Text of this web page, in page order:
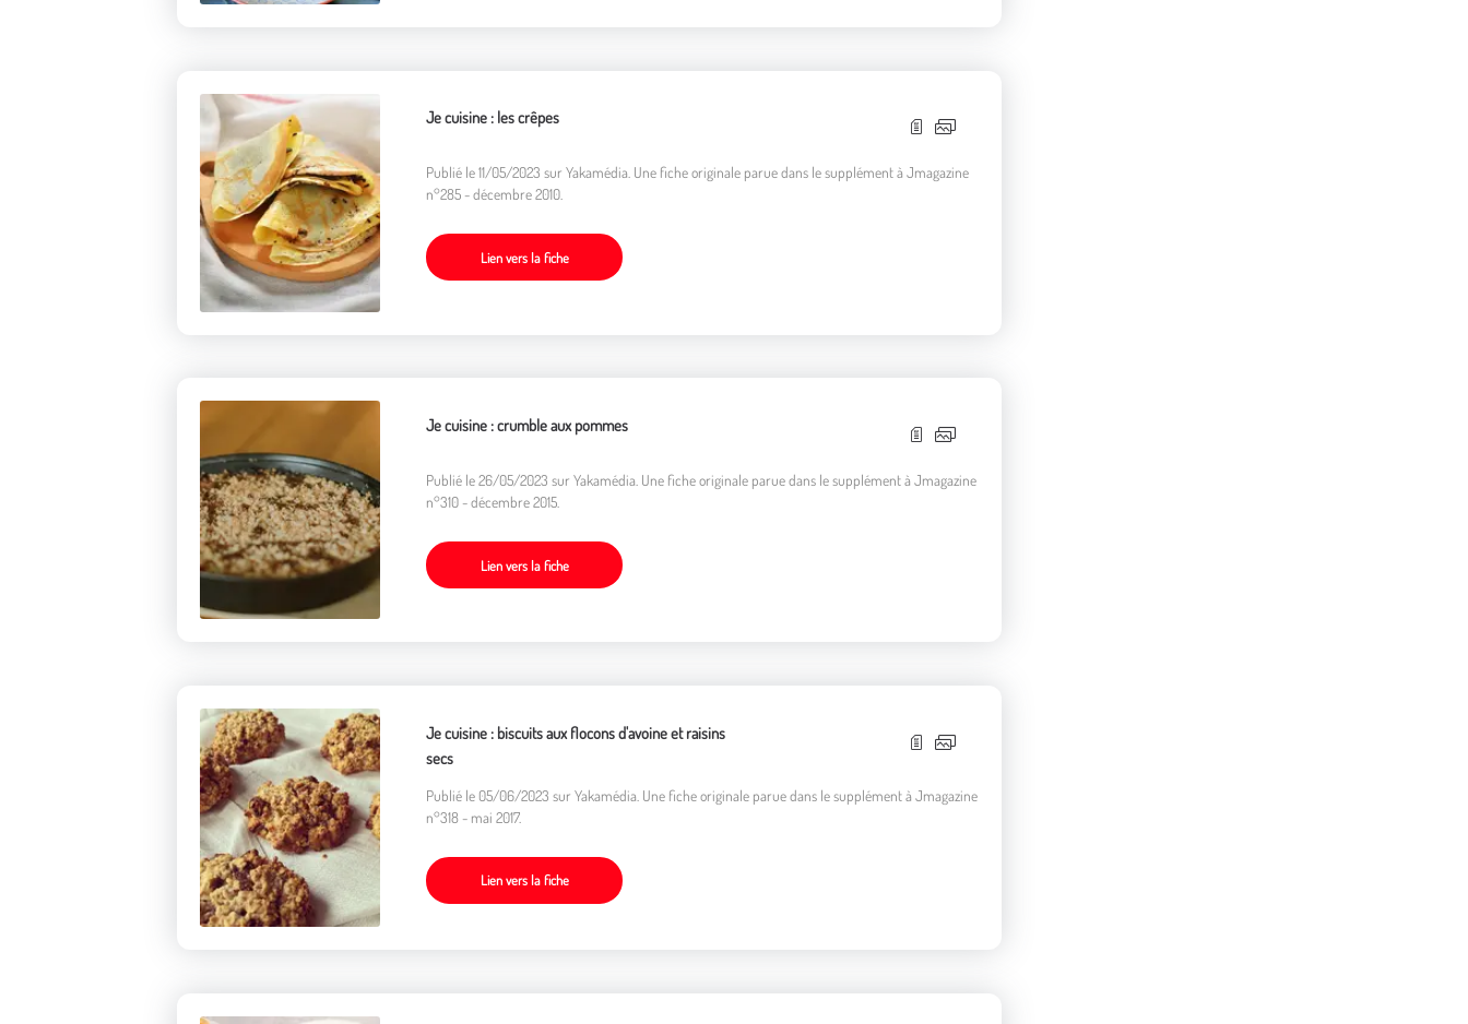
Je cuisine : les crêpes
Publié le 11/05/2023 sur Yakamédia. Une fiche originale parue dans le supplément à Jmagazine
n°285 - décembre 2010.
Lien vers la fiche
Je cuisine : crumble aux pommes
Publié le 26/05/2023 sur Yakamédia. Une fiche originale parue dans le supplément à Jmagazine
n°310 - décembre 2015.
Lien vers la fiche
Je cuisine : biscuits aux flocons d'avoine et raisins
secs
Publié le 05/06/2023 sur Yakamédia. Une fiche originale parue dans le supplément à Jmagazine
n°318 - mai 2017.
Lien vers la fiche